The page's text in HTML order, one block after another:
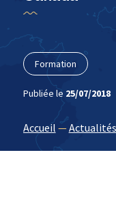
Formation
Publiée le 25/07/2018
Accueil —Actualités